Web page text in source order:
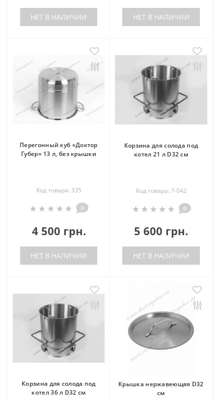
НЕТ В НАЛИЧИИ НЕТ В НАЛИЧИИ
Перегонный куб «Доктор
Губер» 13 л, без крышки
Код товара: 335
0
4 500 грн.
НЕТ В НАЛИЧИИ
Корзина для солода под
котел 21 л D32 см
Код товара: 7-042
0
5 600 грн.
НЕТ В НАЛИЧИИ
Корзина для солода под
котел 36 л D32 см
Крышка нержавеющяя D32
см